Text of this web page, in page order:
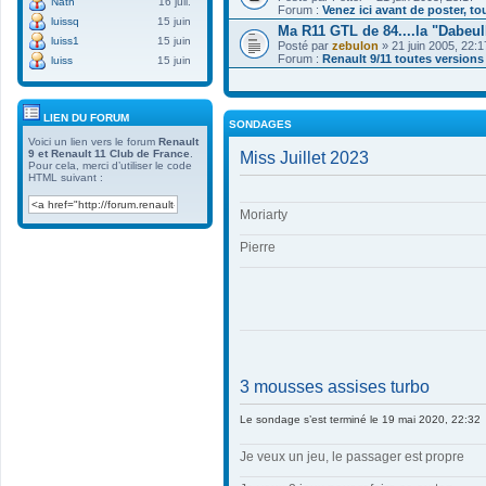
j
o
i
n
t
s
Forum : Venez ici avant de poster,
Ma R11 GTL de 84....la
Posté par zebulon » 21 juin 2005,
Forum : Renault 9/11 toutes versions
SONDAGES
Miss Juillet 2023
Moriarty
Pierre
3 mousses assises turbo
Le sondage s’est terminé le 19 mai 2020, 22:32
Je veux un jeu, le passager est propre
luissq
15 juin
luiss1
15 juin
luiss
15 juin
LIEN DU FORUM
Voici un lien vers le forum Renault
9 et Renault 11 Club de France
Pour cela, merci d’utiliser le code
HTML suivant :